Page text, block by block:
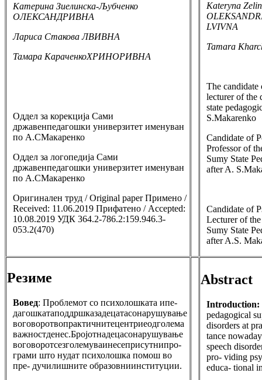
Катерина Зиелинска-Љубченко
ОЛЕКСАНДРИВНА
Лариса Стакова ЛВИВНА
Тамара КараченкоХРИНОРИВНА
Оддел за корекција Сами
државенпедагошки универзитет именуван
по А.СМакаренко
Оддел за логопедија Сами
државенпедагошки универзитет именуван
по А.СМакаренко
Оригинален труд / Original paper Примено /
Received: 11.06.2019 Прифатено / Accepted:
10.08.2019 УДК 364.2-786.2:159.946.3-
053.2(470)
Kateryna
LVIVNA
Tamara
The candidate
lecturer of the
state
S.Makarenko
Candidate of
Professor of
Sumy State
after A.
Candidate of
Lecturer of
Sumy State
after A.S.
Резиме
Вовед: Проблемот со психолошката ипе-
дагошкатаподдршказадецатасонарушување
воговоротвопрактичнитецентриеодголема
важностденес.Бројотнадецасонарушување
воговоротсезголемуваинесеприсутнипро-
грами што нудат психолошка помош во
пре- дучилишните образовниинституции.
Abstract
Introduction:
pedagogical
disorders at
tance
speech
pro- viding
educa- tional